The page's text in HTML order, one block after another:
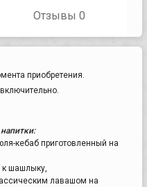
Отзывы 0
приобретения.
кебаб приготовленный на
шашлыку,
лавашом на